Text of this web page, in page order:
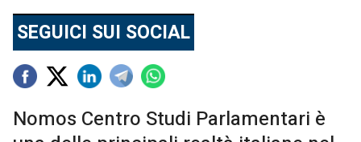
SEGUICI SUI SOCIAL
Nomos Centro Studi Parlamentari è